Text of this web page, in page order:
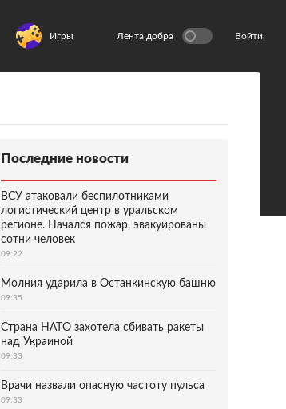
Игры Лента добра Войти
Последние новости
ВСУ атаковали беспилотниками
логистический центр в уральском
регионе. Начался пожар, эвакуированы
сотни человек
09:22
Молния ударила в Останкинскую башню
09:35
Страна НАТО захотела сбивать ракеты
над Украиной
09:33
Врачи назвали опасную частоту пульса
09:33